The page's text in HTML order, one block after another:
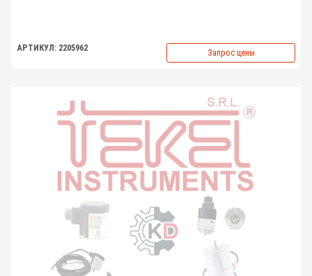
АРТИКУЛ: 2205962 Запрос цены